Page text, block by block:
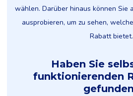
wählen. Darüber hinaus können Sie
ausprobieren, um zu sehen,
Rabatt bietet.
Haben Sie
funktionierenden